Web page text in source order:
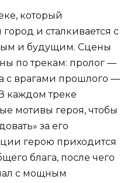
который
и сталкивается с
и будущим. Сцены
по трекам: пролог —
с врагами прошлого —
каждом треке
мотивы героя, чтобы
за его
герою приходится
блага, после чего
с мощным